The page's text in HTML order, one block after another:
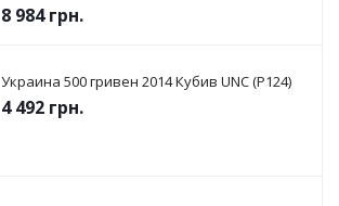
8 984грн.
Украина 500 гривен 2014 Кубив UNC (P124)
4 492 грн.